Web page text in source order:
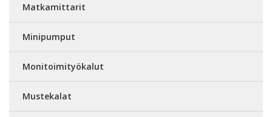
Matkamittarit
Minipumput
Monitoimityökalut
Mustekalat